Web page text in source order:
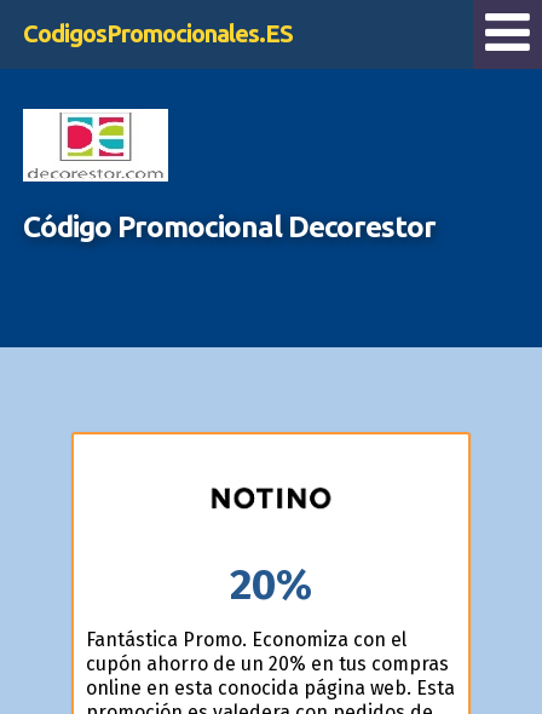
CodigosPromocionales.ES
Código Promocional Decorestor
20%
Fantástica Promo. Economiza con el
cupón ahorro de un 20% en tus compras
online en esta conocida página web. Esta